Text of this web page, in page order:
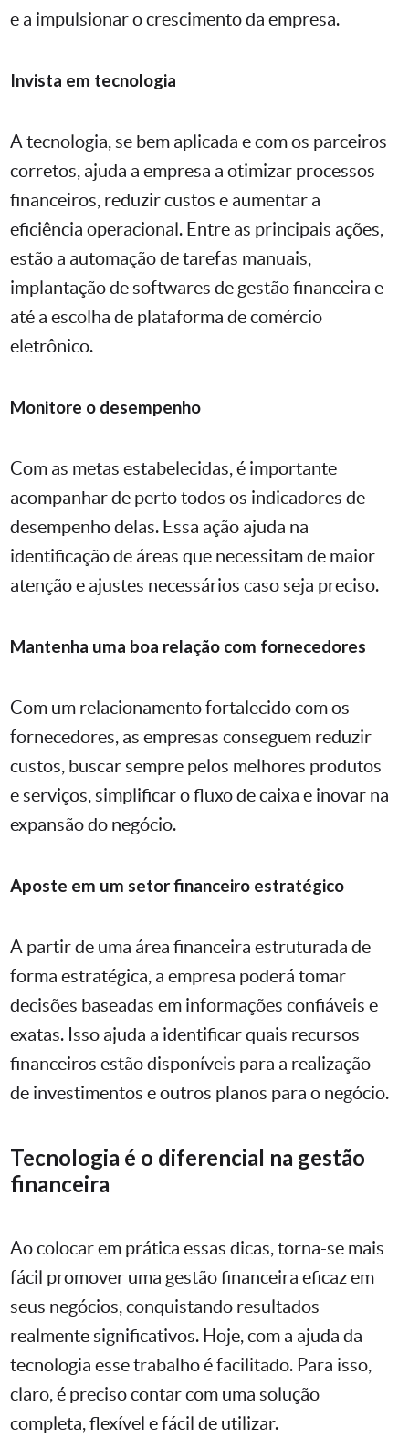
e a impulsionar o crescimento da empresa.
Invista em tecnologia
A tecnologia, se bem aplicada e com os parceiros
corretos, ajuda a empresa a otimizar processos
financeiros, reduzir custos e aumentar a
eficiência operacional. Entre as principais ações,
estão a automação de tarefas manuais,
implantação de softwares de gestão financeira e
até a escolha de plataforma de comércio
eletrônico.
Monitore o desempenho
Com as metas estabelecidas, é importante
acompanhar de perto todos os indicadores de
desempenho delas. Essa ação ajuda na
identificação de áreas que necessitam de maior
atenção e ajustes necessários caso seja preciso.
Mantenha uma boa relação com fornecedores
Com um relacionamento fortalecido com os
fornecedores, as empresas conseguem reduzir
custos, buscar sempre pelos melhores produtos
e serviços, simplificar o fluxo de caixa e inovar na
expansão do negócio.
Aposte em um setor financeiro estratégico
A partir de uma área financeira estruturada de
forma estratégica, a empresa poderá tomar
decisões baseadas em informações confiáveis e
exatas. Isso ajuda a identificar quais recursos
financeiros estão disponíveis para a realização
de investimentos e outros planos para o negócio.
Tecnologia é o diferencial na gestão
financeira
Ao colocar em prática essas dicas, torna-se mais
fácil promover uma gestão financeira eficaz em
seus negócios, conquistando resultados
realmente significativos. Hoje, com a ajuda da
tecnologia esse trabalho é facilitado. Para isso,
claro, é preciso contar com uma solução
completa, flexível e fácil de utilizar.